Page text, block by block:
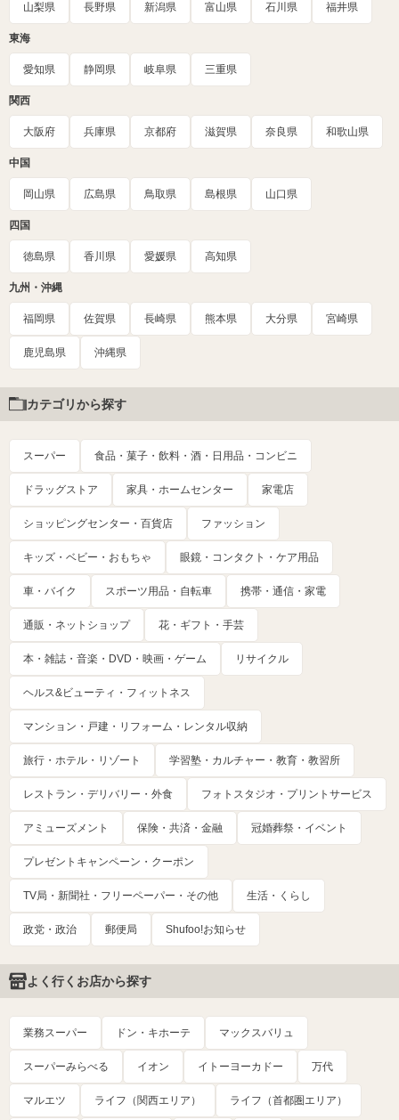
山梨県 長野県 新潟県 富山県 石川県 福井県
東海
愛知県 静岡県 岐阜県 三重県
関西
大阪府 兵庫県 京都府 滋賀県 奈良県 和歌山県
中国
岡山県 広島県 鳥取県 島根県 山口県
四国
徳島県 香川県 愛媛県 高知県
九州・沖縄
福岡県 佐賀県 長崎県 熊本県 大分県 宮崎県
鹿児島県 沖縄県
カテゴリから探す
スーパー 食品・菓子・飲料・酒・日用品・コンビニ
ドラッグストア 家具・ホームセンター 家電店
ショッピングセンター・百貨店 ファッション
キッズ・ベビー・おもちゃ 眼鏡・コンタクト・ケア用品
車・バイク スポーツ用品・自転車 携帯・通信・家電
通販・ネットショップ 花・ギフト・手芸
本・雑誌・音楽・DVD・映画・ゲーム リサイクル
ヘルス&ビューティ・フィットネス
マンション・戸建・リフォーム・レンタル収納
旅行・ホテル・リゾート 学習塾・カルチャー・教育・教習所
レストラン・デリバリー・外食 フォトスタジオ・プリントサービス
アミューズメント 保険・共済・金融 冠婚葬祭・イベント
プレゼントキャンペーン・クーポン
TV局・新聞社・フリーペーパー・その他 生活・くらし
政党・政治 郵便局 Shufoo!お知らせ
よく行くお店から探す
業務スーパー ドン・キホーテ マックスバリュ
スーパーみらべる イオン イトーヨーカドー 万代
マルエツ ライフ（関西エリア） ライフ（首都圏エリア）